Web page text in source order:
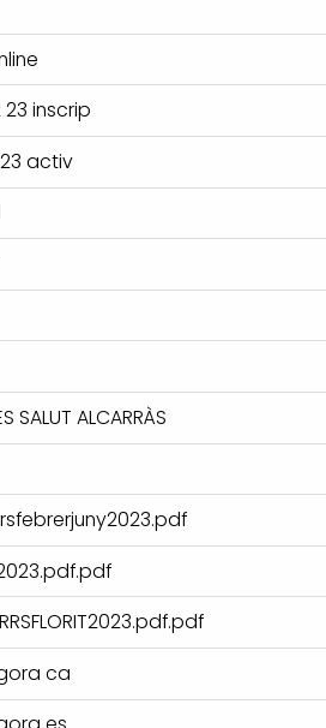
inscrip
activ
SALUT ALCARRÀS
ca